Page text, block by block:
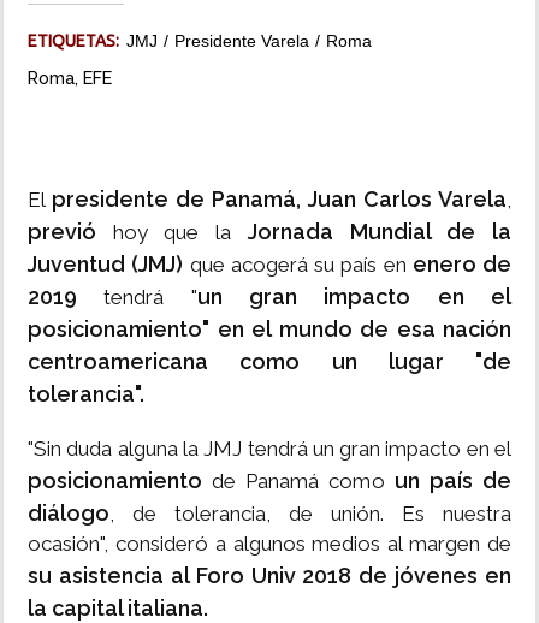
ETIQUETAS: JMJ Presidente Varela Roma
Roma, EFE
El presidente de Panamá, Juan Carlos Varela,
previó hoy que la Jornada Mundial de la
Juventud (JMJ) que acogerá su país en enero de
2019 tendrá "un gran impacto en el
posicionamiento" en el mundo de esa nación
centroamericana como un lugar "de
tolerancia".
"Sin duda alguna la JMJ tendrá un gran impacto en el
posicionamiento de Panamá como un país de
diálogo, de tolerancia, de unión. Es nuestra
ocasión", consideró a algunos medios al margen de
su asistencia al Foro Univ 2018 de jóvenes en
la capital italiana.